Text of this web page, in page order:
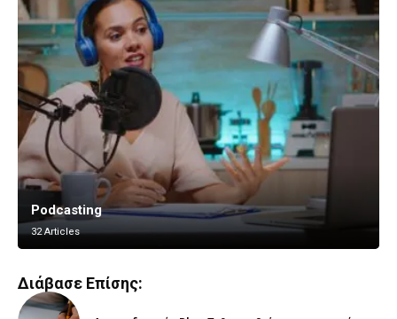
Podcasting
32 Articles
Vlogging
8 Articles
Διάβασε Επίσης: